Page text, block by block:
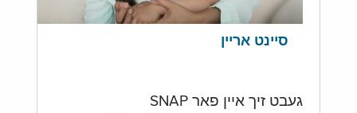
סיינט אריין
געבט זיך איין פאר SNAP